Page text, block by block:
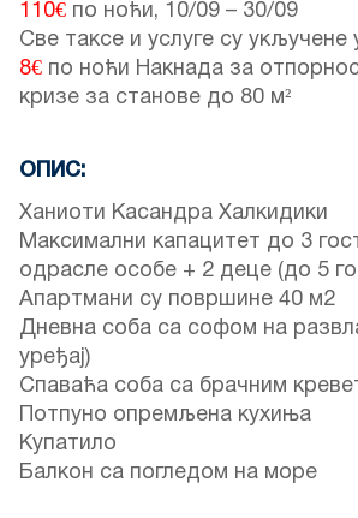
110€ по ноћи, 10/09 – 30/09
Све таксе и услуге су укључене
8€ по ноћи Накнада за
кризе за станове до 80 м²
ОПИС:
Ханиоти Касандра Халкидики
Максимални капацитет до 3
одрасле особе + 2 деце (до 5
Апартмани су површине 40 м2
Дневна соба са софом на
уређај)
Спаваћа соба са брачним
Потпуно опремљена кухиња
Купатило
Балкон са погледом на море